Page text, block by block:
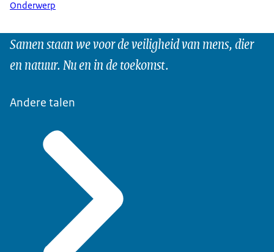
Onderwerp
Samen staan we voor de veiligheid van mens, dier
en natuur. Nu en in de toekomst.
Andere talen